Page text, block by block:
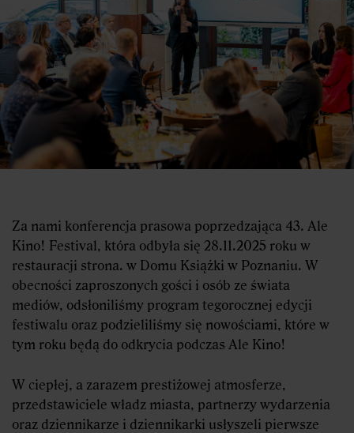
Za nami konferencja prasowa poprzedzająca 43. Ale
Kino! Festival, która odbyła się 28.11.2025 roku w
restauracji strona. w Domu Książki w Poznaniu. W
obecności zaproszonych gości i osób ze świata
mediów, odsłoniliśmy program tegorocznej edycji
festiwalu oraz podzieliliśmy się nowościami, które w
tym roku będą do odkrycia podczas Ale Kino!
W ciepłej, a zarazem prestiżowej atmosferze,
przedstawiciele władz miasta, partnerzy wydarzenia
oraz dziennikarze i dziennikarki usłyszeli pierwsze